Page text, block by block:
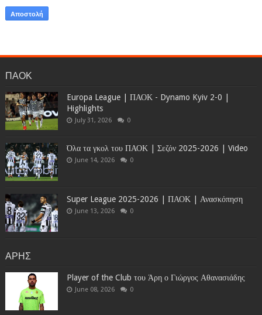
ΠΑΟΚ
Europa League | ΠΑΟΚ - Dynamo Kyiv 2-0 |
Highlights
July 31, 2026 0
Όλα τα γκολ του ΠΑΟΚ | Σεζόν 2025-2026 | Video
June 14, 2026 0
Super League 2025-2026 | ΠΑΟΚ | Ανασκόπηση
June 13, 2026 0
ΑΡΗΣ
Player of the Club του Άρη ο Γιώργος Αθανασιάδης
June 08, 2026 0